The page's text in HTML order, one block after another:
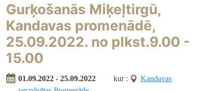
Gurķošanās Miķeļtirgū,
Kandavas promenādē,
25.09.2022. no plkst.9.00 -
15.00
01.09.2022 - 25.09.2022 kur :
Kandavas